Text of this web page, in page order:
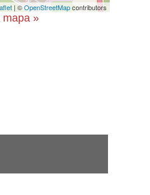
| ©OpenStreetMapcontributors
mapa »